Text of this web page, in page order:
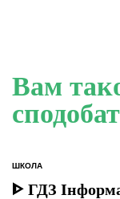
Вам
ОПУБЛІКУВАТИ
У
ШКОЛА
ᐈ ГДЗ